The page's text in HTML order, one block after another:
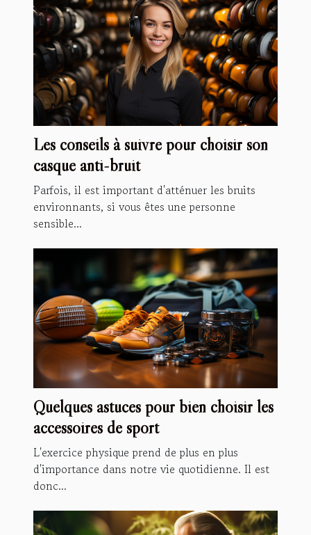
Les conseils à suivre pour choisir son
casque anti-bruit
Parfois, il est important d'atténuer les bruits
environnants, si vous êtes une personne
sensible...
Quelques astuces pour bien choisir les
accessoires de sport
L'exercice physique prend de plus en plus
d'importance dans notre vie quotidienne. Il est
donc...